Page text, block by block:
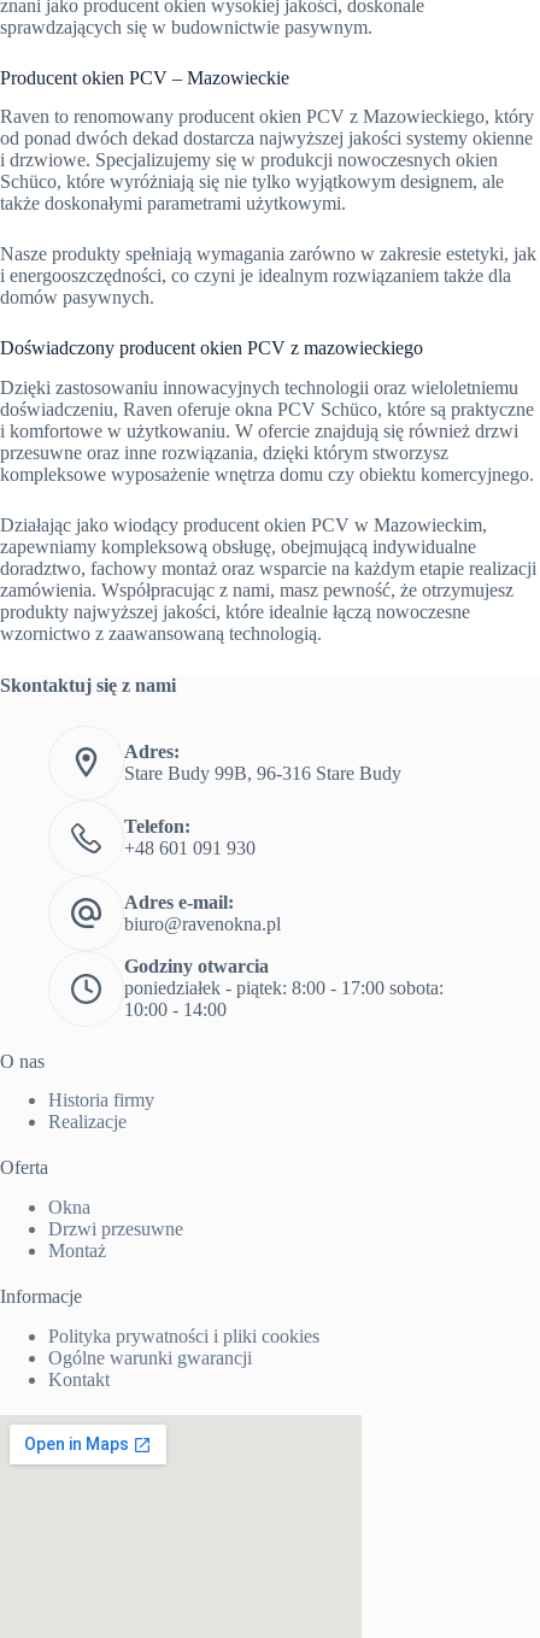
znani jako producent okien wysokiej jakości, doskonale
sprawdzających się w budownictwie pasywnym.
Producent okien PCV – Mazowieckie
Raven to renomowany producent okien PCV z Mazowieckiego, który
od ponad dwóch dekad dostarcza najwyższej jakości systemy okienne
i drzwiowe. Specjalizujemy się w produkcji nowoczesnych okien
Schüco, które wyróżniają się nie tylko wyjątkowym designem, ale
także doskonałymi parametrami użytkowymi.
Nasze produkty spełniają wymagania zarówno w zakresie estetyki, jak
i energooszczędności, co czyni je idealnym rozwiązaniem także dla
domów pasywnych.
Doświadczony producent okien PCV z mazowieckiego
Dzięki zastosowaniu innowacyjnych technologii oraz wieloletniemu
doświadczeniu, Raven oferuje okna PCV Schüco, które są praktyczne
i komfortowe w użytkowaniu. W ofercie znajdują się również drzwi
przesuwne oraz inne rozwiązania, dzięki którym stworzysz
kompleksowe wyposażenie wnętrza domu czy obiektu komercyjnego.
Działając jako wiodący producent okien PCV w Mazowieckim,
zapewniamy kompleksową obsługę, obejmującą indywidualne
doradztwo, fachowy montaż oraz wsparcie na każdym etapie realizacji
zamówienia. Współpracując z nami, masz pewność, że otrzymujesz
produkty najwyższej jakości, które idealnie łączą nowoczesne
wzornictwo z zaawansowaną technologią.
Skontaktuj się z nami
Adres:
Stare Budy 99B, 96-316 Stare Budy
Telefon:
+48 601 091 930
Adres e-mail:
biuro@ravenokna.pl
Godziny otwarcia
poniedziałek - piątek: 8:00 - 17:00 sobota:
10:00 - 14:00
O nas
Historia firmy
Realizacje
Oferta
Okna
Drzwi przesuwne
Montaż
Informacje
Polityka prywatności i pliki cookies
Ogólne warunki gwarancji
Kontakt